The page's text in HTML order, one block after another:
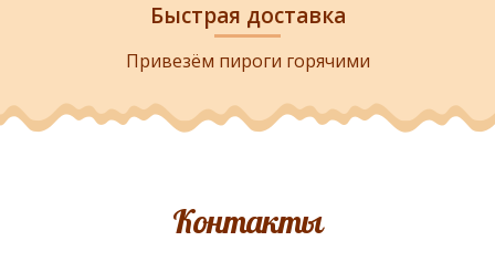
Быстрая доставка
Привезём пироги горячими
Контакты